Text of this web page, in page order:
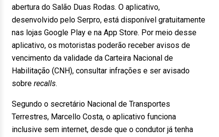
abertura do Salão Duas Rodas. O aplicativo,
desenvolvido pelo Serpro, está disponível gratuitamente
nas lojas Google Play e na App Store. Por meio desse
aplicativo, os motoristas poderão receber avisos de
vencimento da validade da Carteira Nacional de
Habilitação (CNH), consultar infrações e ser avisado
sobre recalls.
Segundo o secretário Nacional de Transportes
Terrestres, Marcello Costa, o aplicativo funciona
inclusive sem internet, desde que o condutor já tenha